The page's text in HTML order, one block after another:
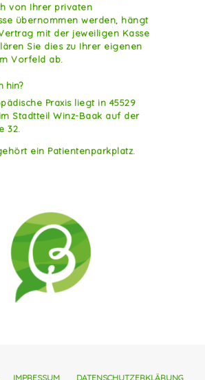
von Ihrer privaten
übernommen werden, hängt
mit der jeweiligen Kasse
Sie dies zu Ihrer eigenen
Vorfeld ab.
hin?
Praxis liegt in 45529
Stadtteil Winz-Baak auf der
32.
ein Patientenparkplatz.
IMPRESSUM DATENSCHUTZERKLÄRUNG